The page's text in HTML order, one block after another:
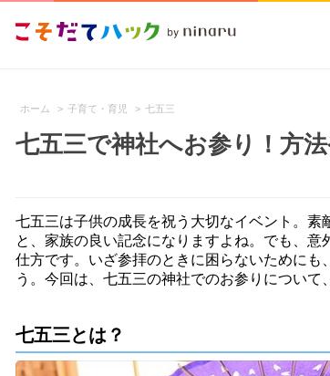
ホーム > 子育て・育児 > 七五三
七五三で神社へお参り！方
七五三は子供の成長を祝う大切なイベント。素
と、家族の良い記念になりますよね。でも、
仕方です。いざ参拝のときに困らないためにも
う。今回は、七五三の神社でのお参りについて
七五三とは？